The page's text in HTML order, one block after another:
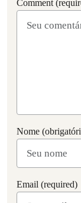
Comment
Nome
Email (required)